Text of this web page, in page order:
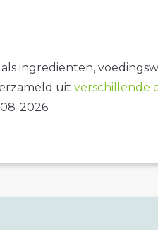
ingrediënten,
uit verschillende
2026.